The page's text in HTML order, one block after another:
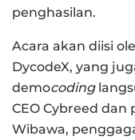
penghasilan.
Acara akan diisi
DycodeX, yang
democoding
CEO Cybreed dan
Wibawa,